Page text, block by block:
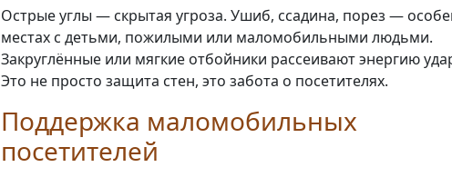
Острые углы — скрытая угроза. Ушиб, ссадина, порез —
местах с детьми, пожилыми или маломобильными людьми.
Закруглённые или мягкие отбойники рассеивают энергию
Это не просто защита стен, это забота о посетителях.
Поддержка маломобильных
посетителей